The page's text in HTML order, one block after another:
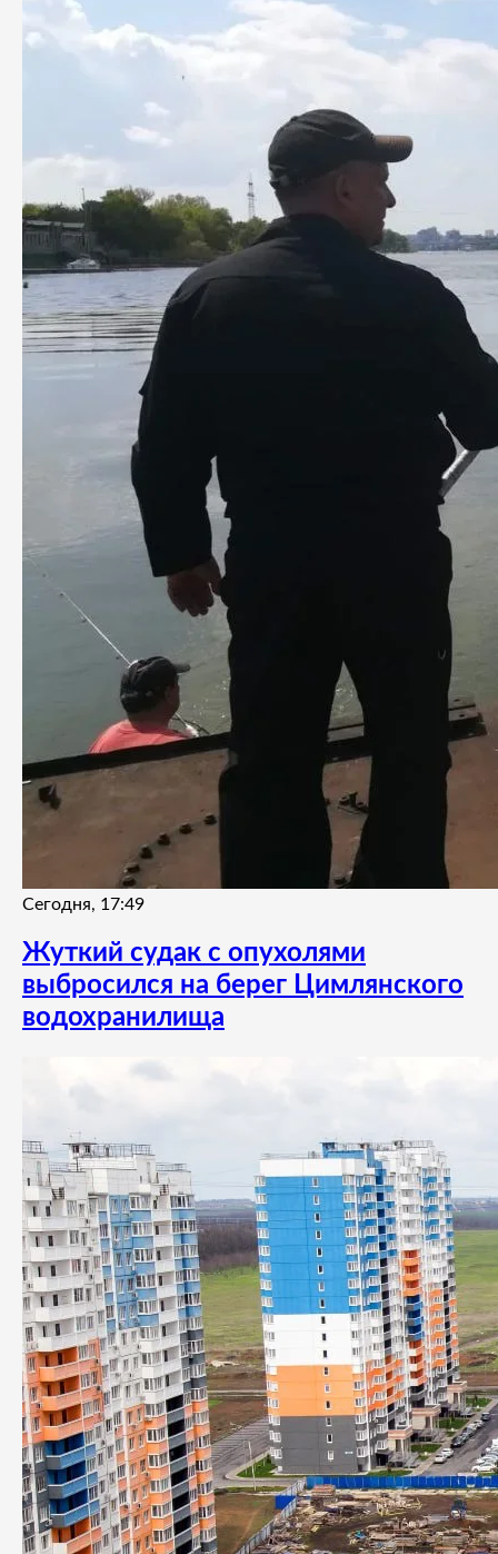
Сегодня, 17:49
Жуткий судак с опухолями
выбросился на берег Цимлянского
водохранилища